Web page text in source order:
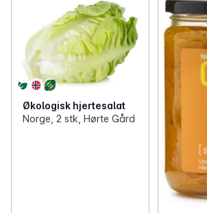
Økologisk hjertesalat
Norge, 2 stk, Hørte Gård